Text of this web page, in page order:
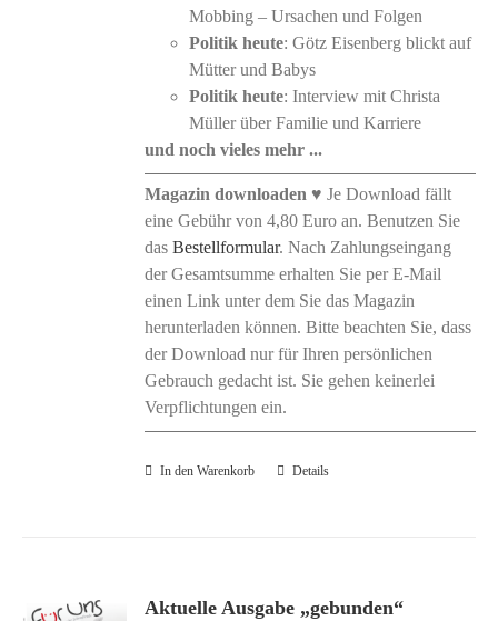
Mobbing – Ursachen und Folgen
Politik heute: Götz Eisenberg blickt auf
Mütter und Babys
Politik heute: Interview mit Christa
Müller über Familie und Karriere
und noch vieles mehr ...
Magazin downloaden ♥ Je Download fällt
eine Gebühr von 4,80 Euro an. Benutzen Sie
dasBestellformular. Nach Zahlungseingang
der Gesamtsumme erhalten Sie per E-Mail
einen Link unter dem Sie das Magazin
herunterladen können. Bitte beachten Sie, dass
der Download nur für Ihren persönlichen
Gebrauch gedacht ist. Sie gehen keinerlei
Verpflichtungen ein.
In den Warenkorb Details
Aktuelle Ausgabe „gebunden“